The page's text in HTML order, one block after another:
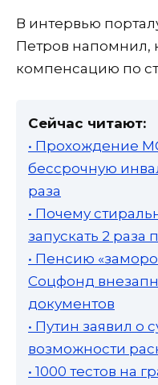
В интервью
Петров напомнил,
компенсацию по
Сейчас читают:
• Прохождение
бессрочную
раза
• Почему
запускать 2 раза
• Пенсию
Соцфонд
документов
• Путин заявил о
возможности
• 1000 тестов на